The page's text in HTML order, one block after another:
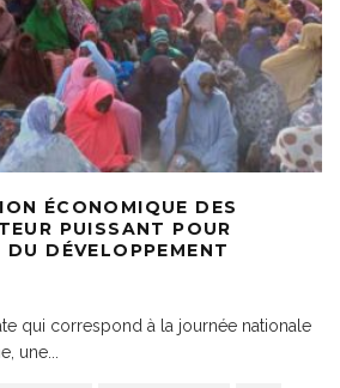
ÉCONOMIQUE DES
PUISSANT POUR
DU DÉVELOPPEMENT
qui correspond à la journée nationale
une...